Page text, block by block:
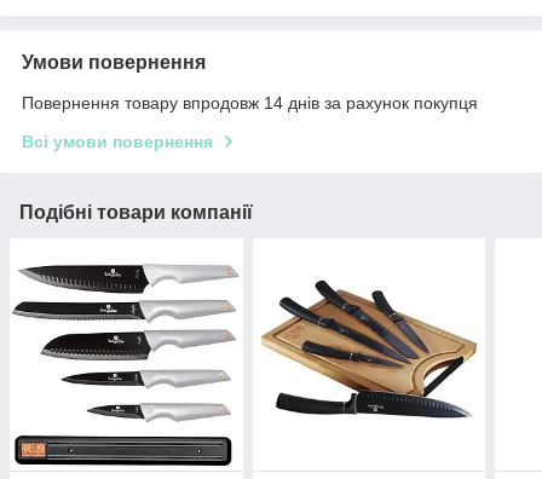
Умови повернення
Повернення товару впродовж 14 днів за рахунок покупця
Всі умови повернення
Подібні товари компанії